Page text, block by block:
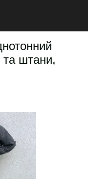
та штани,